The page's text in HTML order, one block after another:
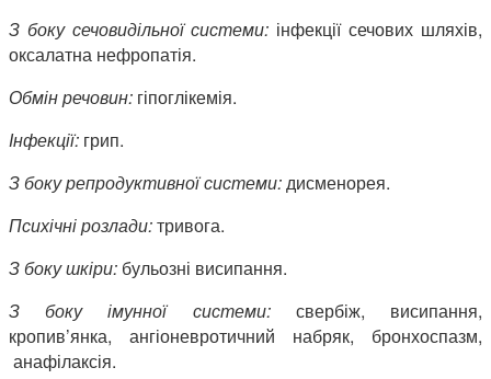
З боку сечовидільної системи: інфекції сечових шляхів,
оксалатна нефропатія.
Обмін речовин: гіпоглікемія.
Інфекції: грип.
З боку репродуктивної системи:дисменорея.
Психічні розлади:тривога.
З боку шкіри: бульозні висипання.
З боку імунної системи:свербіж, висипання,
кропив’янка, ангіоневротичний набряк, бронхоспазм,
анафілаксія.